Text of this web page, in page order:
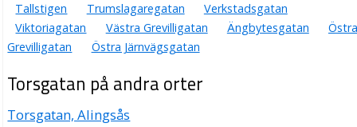
Tallstigen
Trumslagaregatan
Verkstadsgatan
Viktoriagatan
Västra Grevilligatan Ängbytesgatan
Östra
Grevilligatan
Östra Järnvägsgatan
Torsgatan på andra orter
Torsgatan, Alingsås